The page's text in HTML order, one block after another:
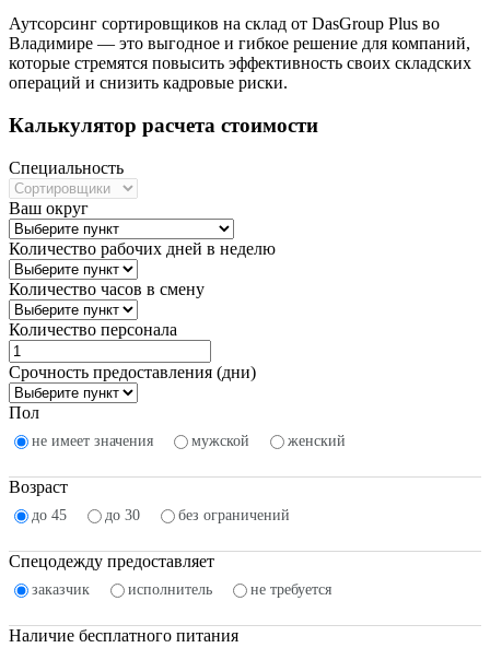
Аутсорсинг сортировщиков на склад от DasGroup Plus во
Владимире — это выгодное и гибкое решение для компаний,
которые стремятся повысить эффективность своих складских
операций и снизить кадровые риски.
Калькулятор расчета стоимости
Специальность
Ваш округ
Количество рабочих дней в неделю
Количество часов в смену
Количество персонала
Срочность предоставления (дни)
Пол
не имеет значения мужской женский
Возраст
до 45 до 30 без ограничений
Спецодежду предоставляет
заказчик исполнитель не требуется
Наличие бесплатного питания